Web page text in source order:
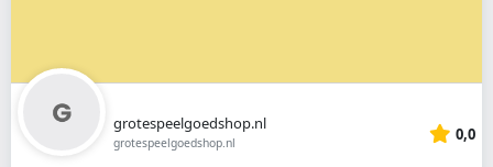
grotespeelgoedshop.nl
grotespeelgoedshop.nl 0,0